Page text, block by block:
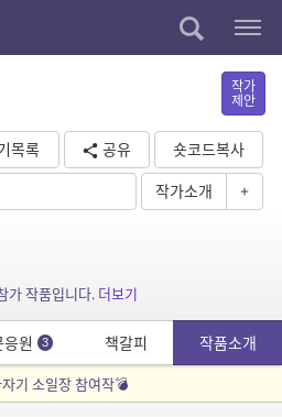
작가
제안
목록 공유
숏코드복사
작가소개 +
가 작품입니다. 더보기
응원 3 책갈피 작품소개
기 소일장 참여작💣